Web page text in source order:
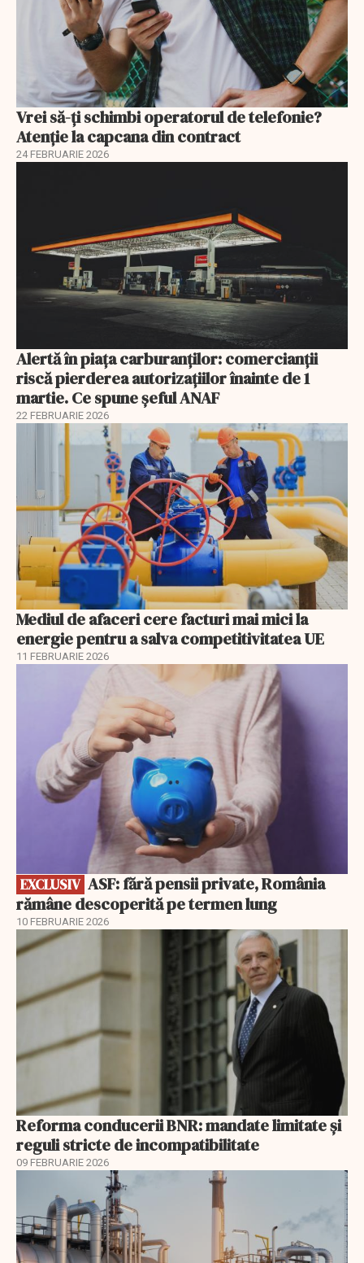
Vrei să-ți schimbi operatorul de telefonie?
Atenție la capcana din contract
24 FEBRUARIE 2026
Alertă în piața carburanților: comercianții
riscă pierderea autorizațiilor înainte de 1
martie. Ce spune șeful ANAF
22 FEBRUARIE 2026
Mediul de afaceri cere facturi mai mici la
energie pentru a salva competitivitatea UE
11 FEBRUARIE 2026
EXCLUSIV
rămâne descoperită pe termen lung
10 FEBRUARIE 2026
Reforma conducerii BNR: mandate limitate și
reguli stricte de incompatibilitate
09 FEBRUARIE 2026